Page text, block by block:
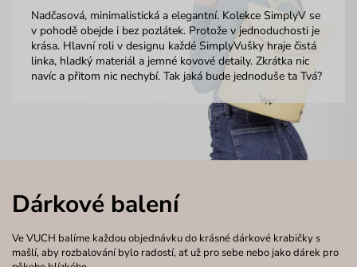
Nadčasová, minimalistická a elegantní. Kolekce SimplyV se
v pohodě obejde i bez pozlátek. Protože v jednoduchosti je
krása. Hlavní roli v designu každé SimplyVušky hraje čistá
linka, hladký materiál a jemné kovové detaily. Zkrátka nic
navíc a přitom nic nechybí. Tak jaká bude jednoduše ta Tvá?
Dárkové balení
Ve VUCH balíme každou objednávku do krásné dárkové krabičky s
mašlí, aby rozbalování bylo radostí, ať už pro sebe nebo jako dárek pro